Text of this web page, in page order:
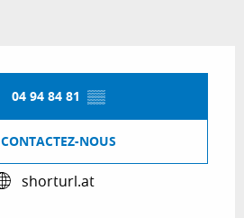
04 94 84 81 ▒▒
CONTACTEZ-NOUS
shorturl.at